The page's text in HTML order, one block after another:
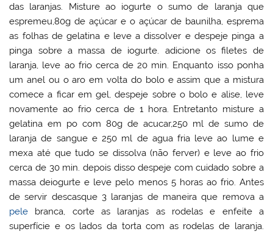
das laranjas. Misture ao iogurte o sumo de laranja que
espremeu,80g de açúcar e o açúcar de baunilha, esprema
as folhas de gelatina e leve a dissolver e despeje pinga a
pinga sobre a massa de iogurte. adicione os filetes de
laranja, leve ao frio cerca de 20 min. Enquanto isso ponha
um anel ou o aro em volta do bolo e assim que a mistura
comece a ficar em gel, despeje sobre o bolo e alise, leve
novamente ao frio cerca de 1 hora. Entretanto misture a
gelatina em po com 80g de acucar,250 ml de sumo de
laranja de sangue e 250 ml de agua fria leve ao lume e
mexa até que tudo se dissolva (não ferver) e leve ao frio
cerca de 30 min. depois disso despeje com cuidado sobre a
massa deiogurte e leve pelo menos 5 horas ao frio. Antes
de servir descasque 3 laranjas de maneira que remova a
pele branca, corte as laranjas as rodelas e enfeite a
superfície e os lados da torta com as rodelas de laranja.